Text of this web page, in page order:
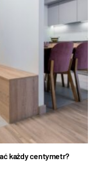
każdy centymetr?